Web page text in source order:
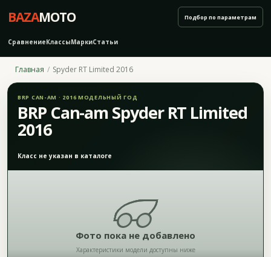
BAZAMOTO
СравнениеКлассыМаркиСтатьи
Подбор по параметрам
Главная Spyder RT Limited 2016
BRP CAN-AM · 2016 МОДЕЛЬНЫЙ ГОД
BRP Can-am Spyder RT Limited
2016
Класс не указан в каталоге
Фото пока не добавлено
Характеристики модели доступны ниже